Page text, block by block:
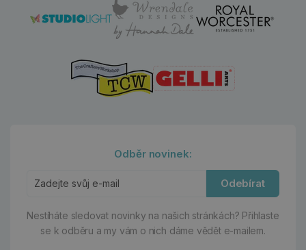
Odběr novinek:
Odebírat
Nestíháte sledovat novinky na našich stránkách? Přihlaste
se k odběru a my vám o nich dáme vědět e-mailem.